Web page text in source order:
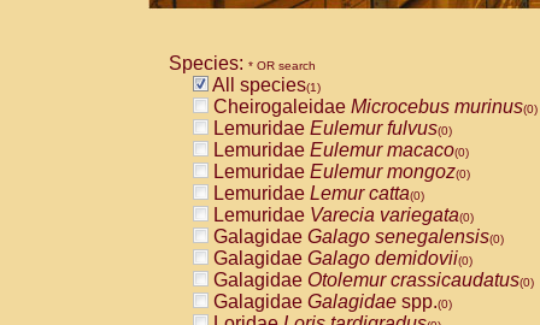
Species: * OR search
All species(1)
Cheirogaleidae Microcebus murinus(0)
Lemuridae Eulemur fulvus(0)
Lemuridae Eulemur macaco(0)
Lemuridae Eulemur mongoz(0)
Lemuridae Lemur catta(0)
Lemuridae Varecia variegata(0)
Galagidae Galago senegalensis(0)
Galagidae Galago demidovii(0)
Galagidae Otolemur crassicaudatus(0)
Galagidae Galagidae spp.(0)